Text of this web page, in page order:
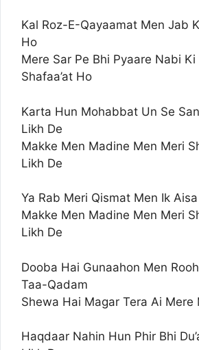
Kal Roz-E-Qayaamat Men Jab
Ho
Mere Sar Pe Bhi Pyaare Nabi
Shafaa’at Ho
Karta Hun Mohabbat Un Se
Likh De
Makke Men Madine Men Meri
Likh De
Ya Rab Meri Qismat Men Ik
Makke Men Madine Men Meri
Likh De
Dooba Hai Gunaahon Men
Taa-Qadam
Shewa Hai Magar Tera Ai Mere
Haqdaar Nahin Hun Phir Bhi